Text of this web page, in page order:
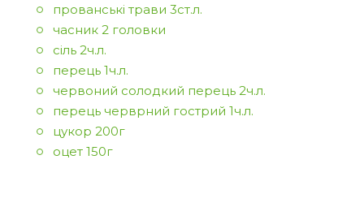
прованські трави 3ст.л.
часник 2 головки
сіль 2ч.л.
перець 1ч.л.
червоний солодкий перець 2ч.л.
перець черврний гострий 1ч.л.
цукор 200г
оцет 150г